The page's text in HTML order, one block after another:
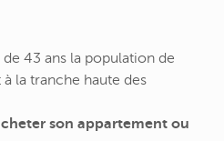
43 ans la population de
la tranche haute des
son appartement ou